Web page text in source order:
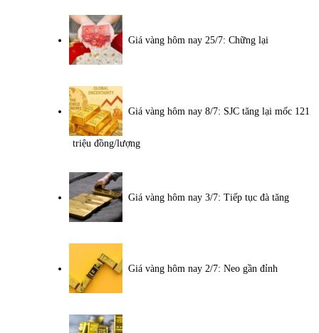
Giá vàng hôm nay 25/7: Chững lại
Giá vàng hôm nay 8/7: SJC tăng lại mốc 121
triệu đồng/lượng
Giá vàng hôm nay 3/7: Tiếp tục đà tăng
Giá vàng hôm nay 2/7: Neo gần đỉnh